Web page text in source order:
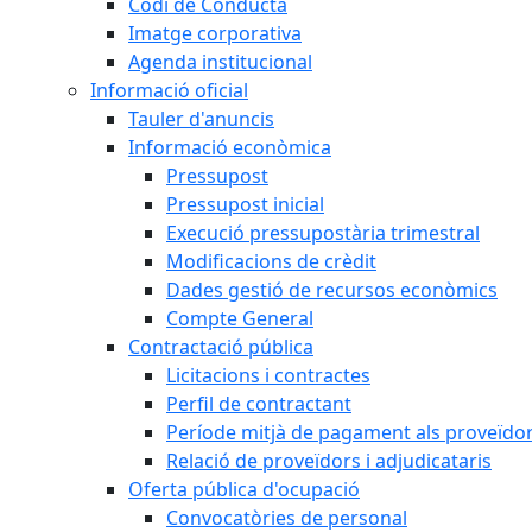
Imatge corporativa
Agenda institucional
Informació oficial
Tauler d'anuncis
Informació econòmica
Pressupost
Pressupost inicial
Execució pressupostària trimestral
Modificacions de crèdit
Dades gestió de recursos econòmics
Compte General
Contractació pública
Licitacions i contractes
Perfil de contractant
Període mitjà de pagament als
Relació de proveïdors i adjudicataris
Oferta pública d'ocupació
Convocatòries de personal